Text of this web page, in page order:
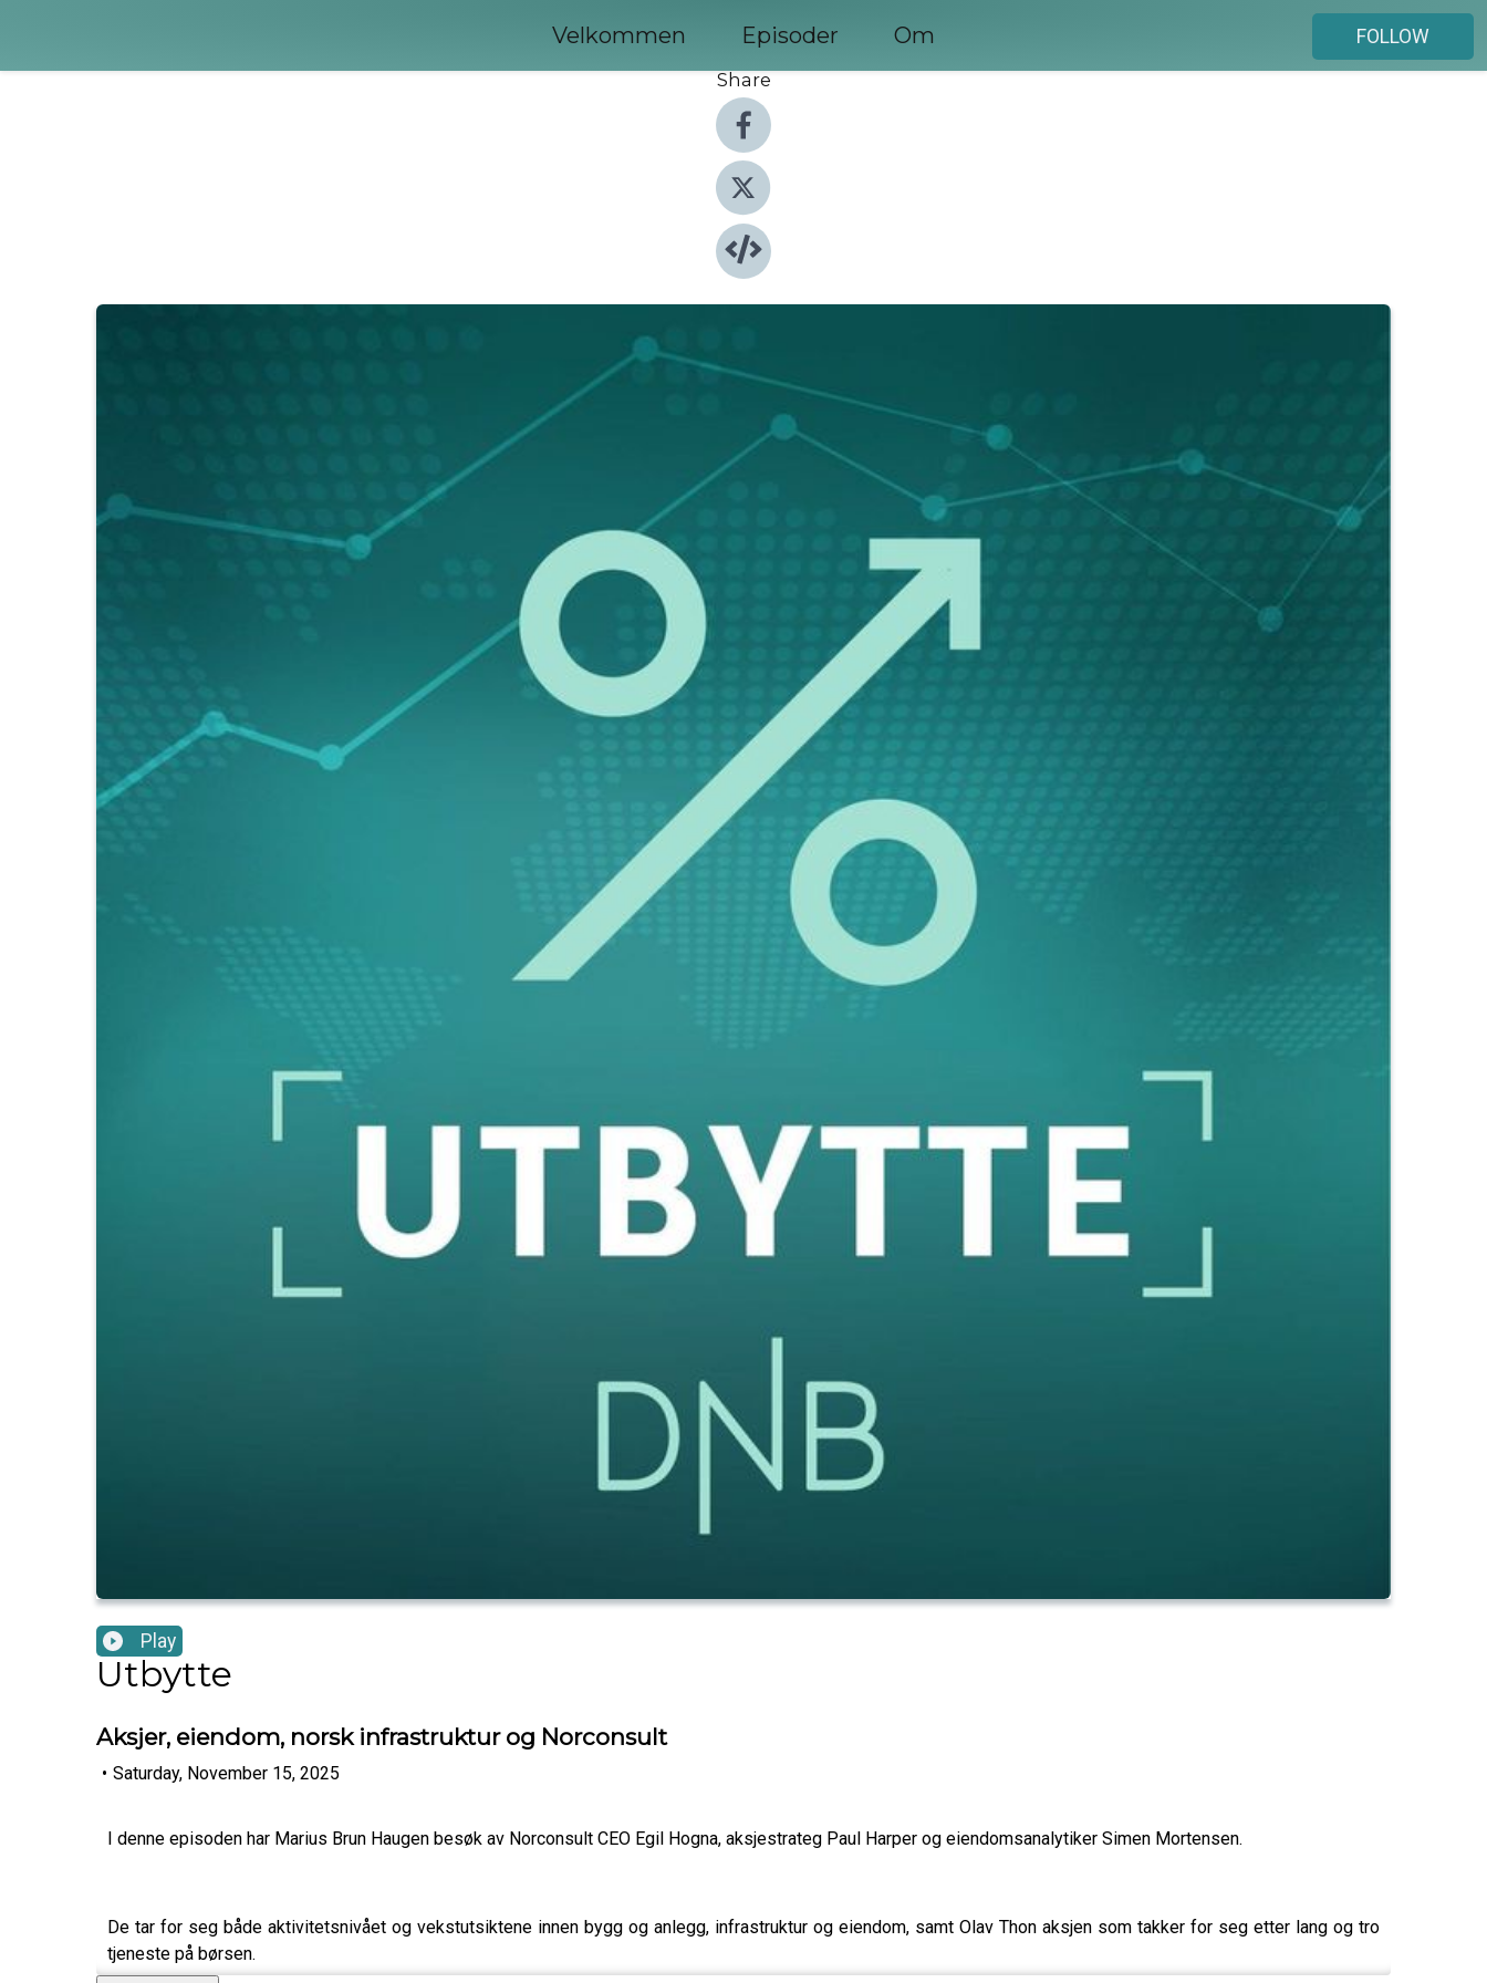
Velkommen Episoder Om
FOLLOW
Share
Play
Utbytte
Aksjer, eiendom, norsk infrastruktur og Norconsult
• Saturday, November 15, 2025
I denne episoden har Marius Brun Haugen besøk av Norconsult CEO Egil Hogna, aksjestrateg Paul Harper og eiendomsanalytiker Simen Mortensen.
De tar for seg både aktivitetsnivået og vekstutsiktene innen bygg og anlegg, infrastruktur og eiendom, samt Olav Thon aksjen som takker for seg etter lang og tro
tjeneste på børsen.